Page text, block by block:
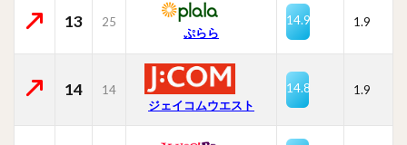
13 25
ぷらら
14.9 1.9
14
14
ジェイコムウエスト
14.8 1.9